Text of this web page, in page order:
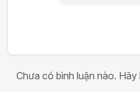
Chưa có bình luận nào.